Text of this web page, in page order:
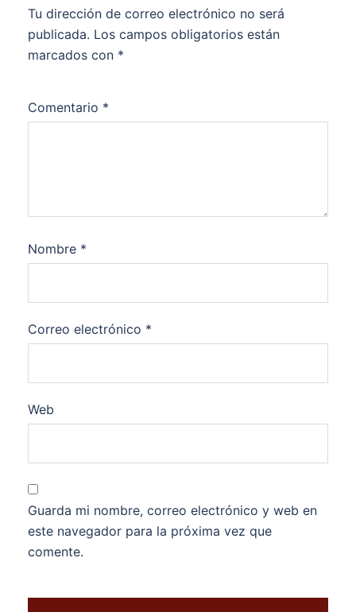
Tu dirección de correo electrónico no será
publicada. Los campos obligatorios están
marcados con *
Comentario *
Nombre *
Correo electrónico *
Web
Guarda mi nombre, correo electrónico y web en
este navegador para la próxima vez que
comente.